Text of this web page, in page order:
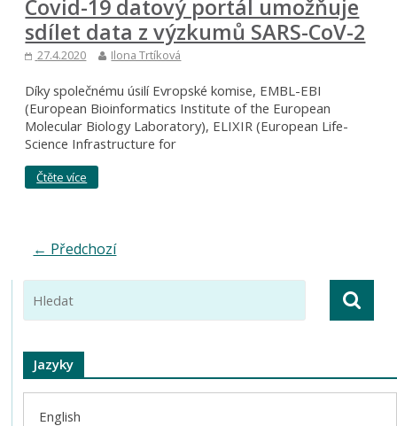
Covid-19 datový portál umožňuje
sdílet data z výzkumů SARS-CoV-2
27.4.2020 Ilona Trtíková
Díky společnému úsilí Evropské komise, EMBL-EBI
(European Bioinformatics Institute of the European
Molecular Biology Laboratory), ELIXIR (European Life-
Science Infrastructure for
Čtěte více
← Předchozí
Jazyky
English